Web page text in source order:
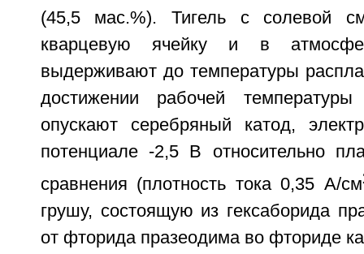
(45,5 мас.%). Тигель с солевой
кварцевую ячейку и в
выдерживают до температуры
достижении рабочей
опускают серебряный катод,
потенциале -2,5 В относительно
сравнения (плотность тока 0,35 А/см
грушу, состоящую из гексаборида
от фторида празеодима во фториде